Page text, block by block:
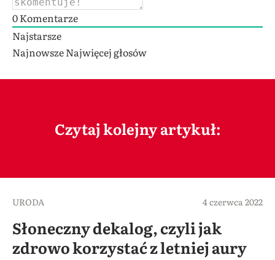
0Komentarze
Najstarsze
NajnowszeNajwięcej głosów
Czytaj kolejny artykuł:
URODA 4 czerwca 2022
Słoneczny dekalog, czyli jak
zdrowo korzystać z letniej aury